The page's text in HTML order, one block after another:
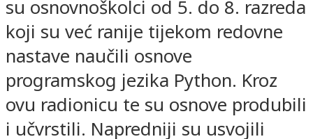
su osnovnoškolci od 5. do 8. razreda
koji su već ranije tijekom redovne
nastave naučili osnove
programskog jezika Python. Kroz
ovu radionicu te su osnove produbili
i učvrstili. Napredniji su usvojili